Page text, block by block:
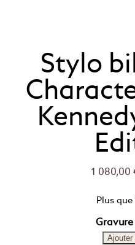
Stylo
1 080,00
Plus
Gravure
Ajouter